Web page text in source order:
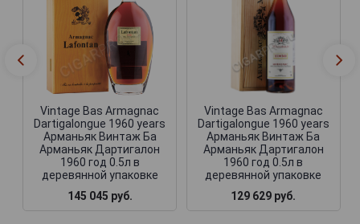
Vintage Bas Armagnac
Dartigalongue 1960 years
Арманьяк Винтаж Ба
Арманьяк Дартигалон
1960 год 0.5л в
деревянной упаковке
145 045 руб.
Vintage Bas Armagnac
Dartigalongue 1960 years
Арманьяк Винтаж Ба
Арманьяк Дартигалон
1960 год 0.5л в
деревянной упаковке
129 629 руб.